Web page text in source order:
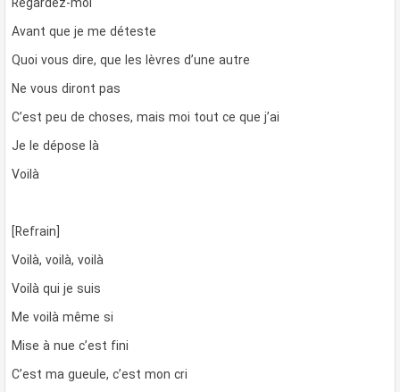
Avant que je me déteste
Quoi vous dire, que les lèvres d’une autre
Ne vous diront pas
C’est peu de choses, mais moi tout ce que j’ai
Je le dépose là
Voilà
[Refrain]
Voilà, voilà, voilà
Voilà qui je suis
Me voilà même si
Mise à nue c’est fini
C’est ma gueule, c’est mon cri